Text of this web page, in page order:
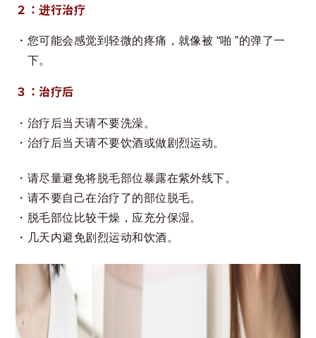
２：进行治疗
您可能会感觉到轻微的疼痛，就像被 “啪 ”的弹了一
下。
３：治疗后
治疗后当天请不要洗澡。
治疗后当天请不要饮酒或做剧烈运动。
请尽量避免将脱毛部位暴露在紫外线下。
请不要自己在治疗了的部位脱毛。
脱毛部位比较干燥，应充分保湿。
几天内避免剧烈运动和饮酒。